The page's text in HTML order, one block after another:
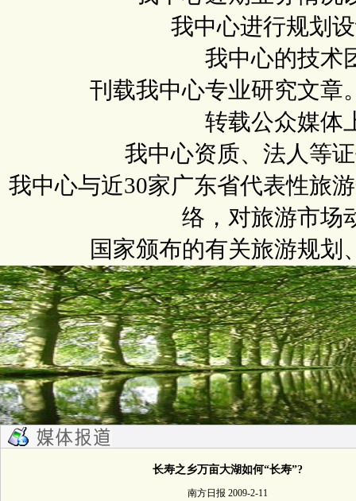
我中心进行规划
我中心的技术
刊载我中心专业研究文章
转载公众媒体
我中心资质、法人等
我中心与近30家广东省代表性旅
络，对旅游市场
国家颁布的有关旅游规划
长寿之乡万亩大湖如何“长寿”?
南方日报 2009-2-11